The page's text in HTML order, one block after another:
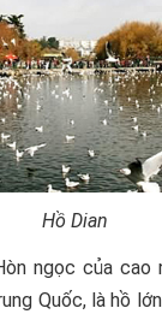
Hồ Dian
ngọc của cao
Quốc, là hồ